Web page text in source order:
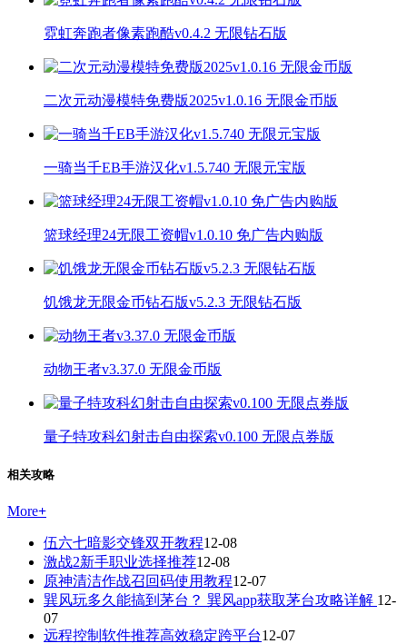
霓虹奔跑者像素跑酷v0.4.2 无限钻石版
二次元动漫模特免费版2025v1.0.16 无限金币版
一骑当千EB手游汉化v1.5.740 无限元宝版
篮球经理24无限工资帽v1.0.10 免广告内购版
饥饿龙无限金币钻石版v5.2.3 无限钻石版
动物王者v3.37.0 无限金币版
量子特攻科幻射击自由探索v0.100 无限点券版
相关攻略
More+
伍六七暗影交锋双开教程12-08
激战2新手职业选择推荐12-08
原神清洁作战召回码使用教程12-07
巽风玩多久能搞到茅台？ 巽风app获取茅台攻略详解 12-
07
远程控制软件推荐高效稳定跨平台12-07